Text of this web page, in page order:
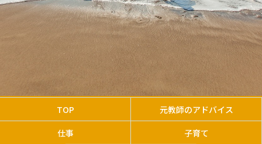
TOP
元教師のアドバイス
仕事
子育て